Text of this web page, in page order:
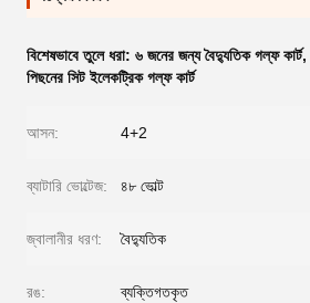
বিশেষভাবে তুলে ধরা: ৬ জনের জন্য বৈদ্যুতিক গল্ফ কার্ট,
পিছনের সিট ইলেকট্রিক গল্ফ কার্ট
আসন: 4+2
ব্যাটারি ভোল্টেজ: ৪৮ ভোল্ট
জ্বালানীর ধরণ: বৈদ্যুতিক
রঙ: ব্যক্তিগতকৃত